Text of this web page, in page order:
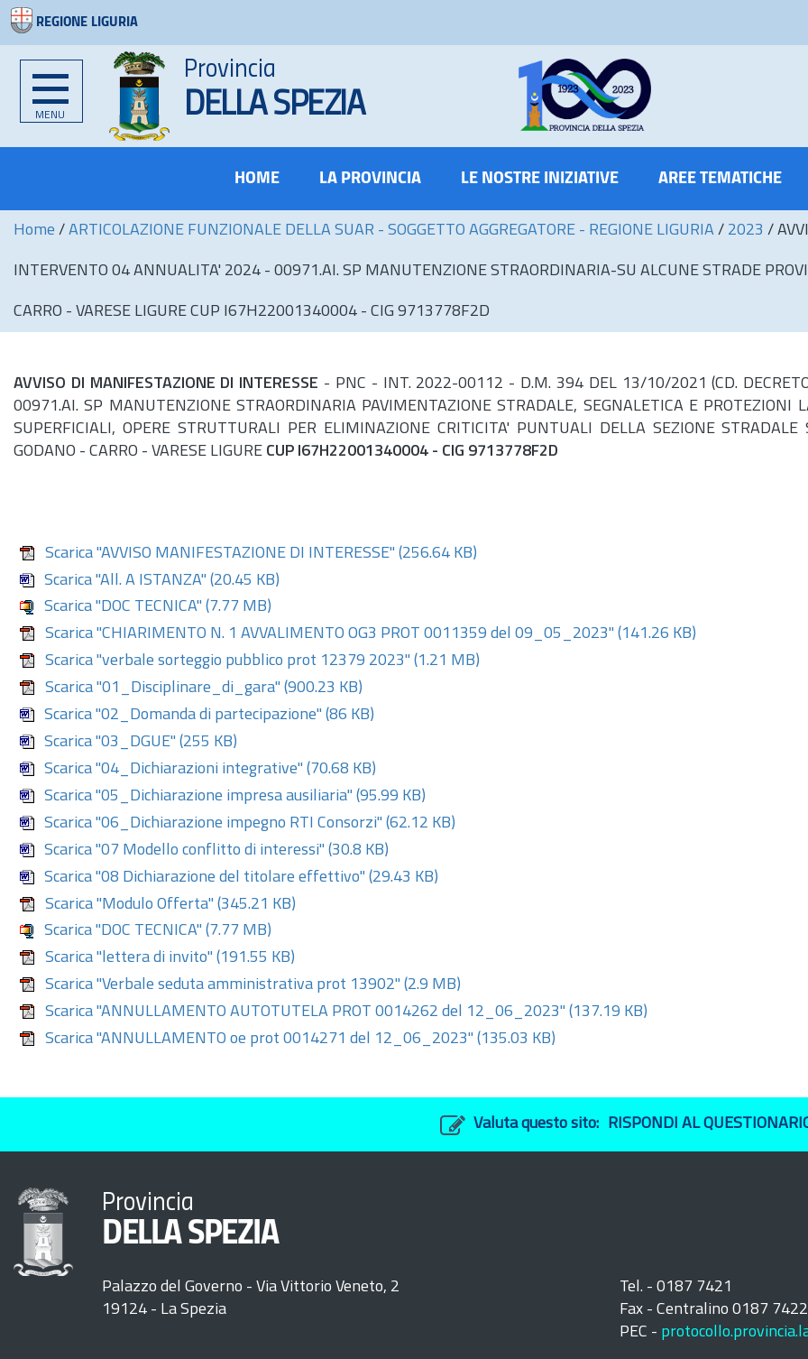
REGIONE LIGURIA
MENU
Provincia
DELLA SPEZIA
HOME LA PROVINCIA LE NOSTRE INIZIATIVE AREE TEMATICHE
Home / ARTICOLAZIONE FUNZIONALE DELLA SUAR - SOGGETTO AGGREGATORE - REGIONE LIGURIA / 2023 /
INTERVENTO 04 ANNUALITA' 2024 - 00971.AI. SP MANUTENZIONE STRAORDINARIA-SU ALCUNE STRADE
CARRO - VARESE LIGURE CUP I67H22001340004 - CIG 9713778F2D
AVVISO DI MANIFESTAZIONE DI INTERESSE - PNC - INT. 2022-00112 - D.M. 394 DEL 13/10/2021 (CD.
00971.AI. SP MANUTENZIONE STRAORDINARIA PAVIMENTAZIONE STRADALE, SEGNALETICA E PROTEZIONI
SUPERFICIALI, OPERE STRUTTURALI PER ELIMINAZIONE CRITICITA' PUNTUALI DELLA SEZIONE
GODANO - CARRO - VARESE LIGURE CUP I67H22001340004 - CIG 9713778F2D
Scarica "AVVISO MANIFESTAZIONE DI INTERESSE" (256.64 KB)
Scarica "All. A ISTANZA" (20.45 KB)
Scarica "DOC TECNICA" (7.77 MB)
Scarica "CHIARIMENTO N. 1 AVVALIMENTO OG3 PROT 0011359 del 09_05_2023" (141.26 KB)
Scarica "verbale sorteggio pubblico prot 12379 2023" (1.21 MB)
Scarica "01_Disciplinare_di_gara" (900.23 KB)
Scarica "02_Domanda di partecipazione" (86 KB)
Scarica "03_DGUE" (255 KB)
Scarica "04_Dichiarazioni integrative" (70.68 KB)
Scarica "05_Dichiarazione impresa ausiliaria" (95.99 KB)
Scarica "06_Dichiarazione impegno RTI Consorzi" (62.12 KB)
Scarica "07 Modello conflitto di interessi" (30.8 KB)
Scarica "08 Dichiarazione del titolare effettivo" (29.43 KB)
Scarica "Modulo Offerta" (345.21 KB)
Scarica "DOC TECNICA" (7.77 MB)
Scarica "lettera di invito" (191.55 KB)
Scarica "Verbale seduta amministrativa prot 13902" (2.9 MB)
Scarica "ANNULLAMENTO AUTOTUTELA PROT 0014262 del 12_06_2023" (137.19 KB)
Scarica "ANNULLAMENTO oe prot 0014271 del 12_06_2023" (135.03 KB)
Valuta questo sito: RISPONDI AL
Provincia
DELLA SPEZIA
Palazzo del Governo - Via Vittorio Veneto, 2
19124 - La Spezia
Tel. - 0187 7421
Fax - Centralino 0187
PEC -